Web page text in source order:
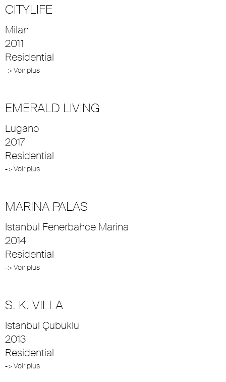
CITYLIFE
Milan
2011
Residential
-> Voir plus
EMERALD LIVING
Lugano
2017
Residential
-> Voir plus
MARINA PALAS
Istanbul Fenerbahce Marina
2014
Residential
-> Voir plus
S. K. VILLA
Istanbul Çubuklu
2013
Residential
-> Voir plus